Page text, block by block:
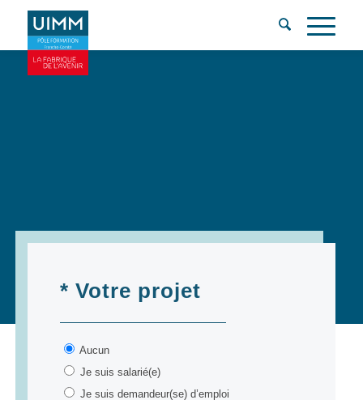
* Votre projet
Aucun
Je suis salarié(e)
Je suis demandeur(se) d’emploi